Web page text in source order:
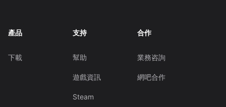
產品
下載
支持
幫助
遊戲資訊
Steam
合作
業務咨詢
網吧合作